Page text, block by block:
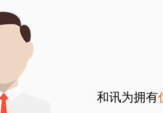
和讯为拥有